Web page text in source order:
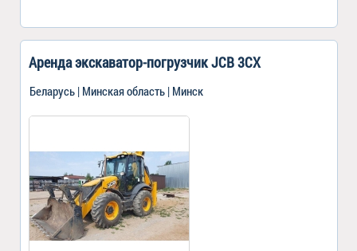
Аренда экскаватор-погрузчик JCB 3CX
Беларусь | Минская область | Минск